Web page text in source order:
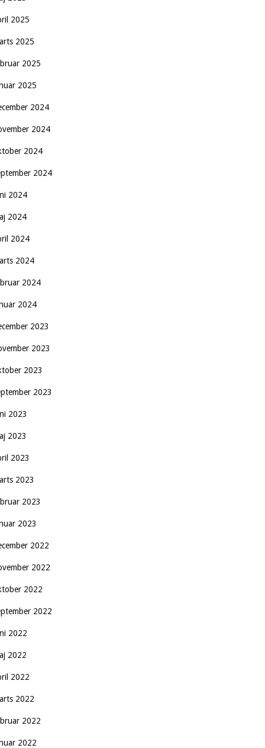
2025
2025
2025
2025
2024
2024
2024
2024
2024
2024
2024
2024
2024
2024
2023
2023
2023
2023
2023
2023
2023
2023
2023
2023
2022
2022
2022
2022
2022
2022
2022
2022
2022
2022